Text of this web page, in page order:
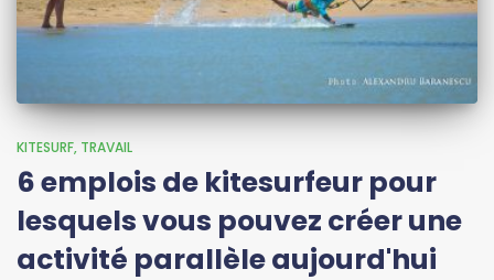
KITESURF TRAVAIL
6 emplois de kitesurfeur pour
lesquels vous pouvez créer une
activité parallèle aujourd'hui